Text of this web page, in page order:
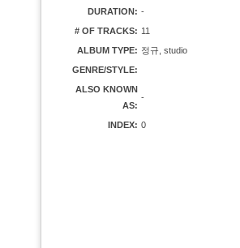
DURATION: -
# OF TRACKS: 11
ALBUM TYPE: 정규, studio
GENRE/STYLE:
ALSO KNOWN
AS:
-
INDEX: 0